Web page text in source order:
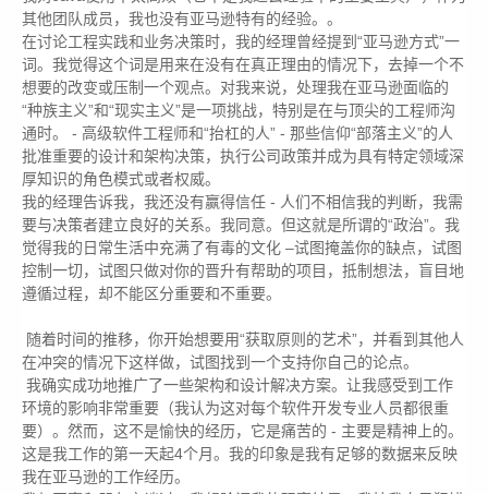
其他团队成员，我也没有亚马逊特有的经验。。
在讨论工程实践和业务决策时，我的经理曾经提到“亚马逊方式”一
词。我觉得这个词是用来在没有在真正理由的情况下，去掉一个不
想要的改变或压制一个观点。对我来说，处理我在亚马逊面临的
“种族主义”和“现实主义”是一项挑战，特别是在与顶尖的工程师沟
通时。 - 高级软件工程师和“抬杠的人” - 那些信仰“部落主义”的人
批准重要的设计和架构决策，执行公司政策并成为具有特定领域深
厚知识的角色模式或者权威。
我的经理告诉我，我还没有赢得信任 - 人们不相信我的判断，我需
要与决策者建立良好的关系。我同意。但这就是所谓的“政治”。我
觉得我的日常生活中充满了有毒的文化 –试图掩盖你的缺点，试图
控制一切，试图只做对你的晋升有帮助的项目，抵制想法，盲目地
遵循过程，却不能区分重要和不重要。
随着时间的推移，你开始想要用“获取原则的艺术”，并看到其他人
在冲突的情况下这样做，试图找到一个支持你自己的论点。
我确实成功地推广了一些架构和设计解决方案。让我感受到工作
环境的影响非常重要（我认为这对每个软件开发专业人员都很重
要）。然而，这不是愉快的经历，它是痛苦的 - 主要是精神上的。
这是我工作的第一天起4个月。我的印象是我有足够的数据来反映
我在亚马逊的工作经历。